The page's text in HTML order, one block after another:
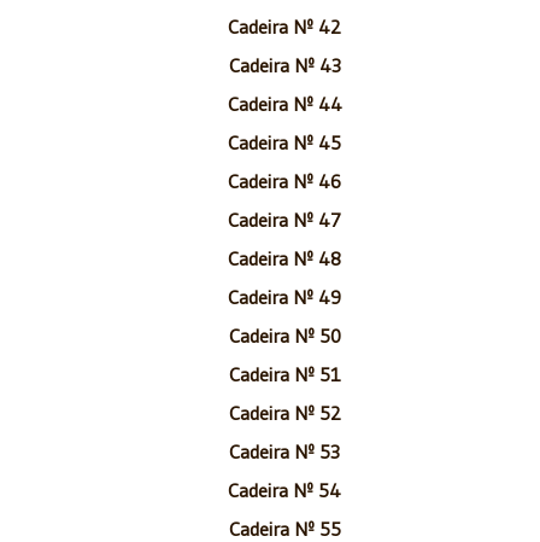
Cadeira Nº 42
Cadeira Nº 43
Cadeira Nº 44
Cadeira Nº 45
Cadeira Nº 46
Cadeira Nº 47
Cadeira Nº 48
Cadeira Nº 49
Cadeira Nº 50
Cadeira Nº 51
Cadeira Nº 52
Cadeira Nº 53
Cadeira Nº 54
Cadeira Nº 55